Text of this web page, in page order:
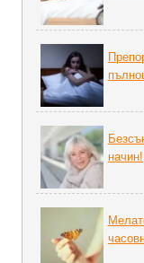
начин!